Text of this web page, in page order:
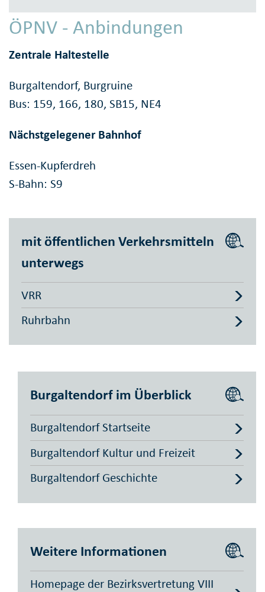
ÖPNV - Anbindungen
Zentrale Haltestelle
Burgaltendorf, Burgruine
Bus: 159, 166, 180, SB15, NE4
Nächstgelegener Bahnhof
Essen-Kupferdreh
S-Bahn: S9
mit öffentlichen Verkehrsmitteln
unterwegs
VRR
Ruhrbahn
Burgaltendorf im Überblick
Burgaltendorf Startseite
Burgaltendorf Kultur und Freizeit
Burgaltendorf Geschichte
Weitere Informationen
Homepage der Bezirksvertretung VIII